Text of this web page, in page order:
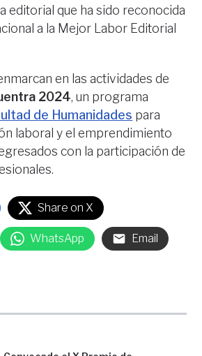
editorial que ha sido reconocida
a la Mejor Labor Editorial
en las actividades de
2024, un programa
de Humanidades para
laboral y el emprendimiento
con la participación de
Share on X
WhatsApp Email